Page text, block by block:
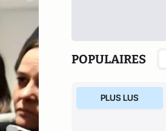
POPULAIRES
PLUS LUS